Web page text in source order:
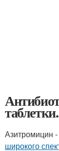
Азитромицин -
широкого